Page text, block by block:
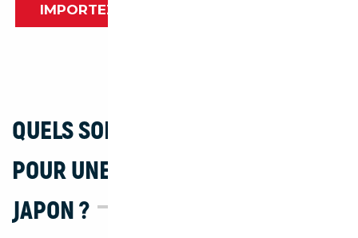
IMPORTEZ VOTRE VOITURE DU JAPON
QUELS SONT LES FRAIS DE DOUANE
POUR UNE IMPORTATION DU
JAPON ?